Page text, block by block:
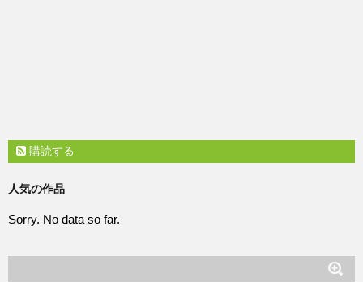
購読する
人気の作品
Sorry. No data so far.